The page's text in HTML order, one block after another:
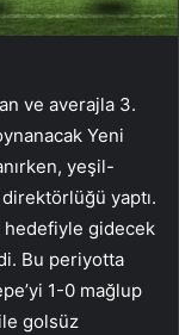
ve averajla 3.
Yeni
yeşil-
yaptı.
hedefiyle gidecek
Bu periyotta
1-0 mağlup
golsüz